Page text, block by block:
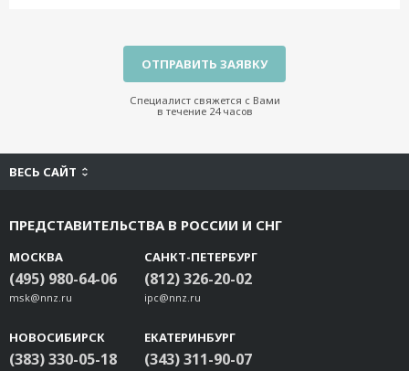
Специалист свяжется с Вами
в течение 24 часов
ВЕСЬ САЙТ
ПРЕДСТАВИТЕЛЬСТВА В РОССИИ И СНГ
МОСКВА
(495) 980-64-06
msk@nnz.ru
САНКТ-ПЕТЕРБУРГ
(812) 326-20-02
ipc@nnz.ru
НОВОСИБИРСК
(383) 330-05-18
ЕКАТЕРИНБУРГ
(343) 311-90-07